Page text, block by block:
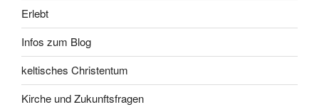
Erlebt
Infos zum Blog
keltisches Christentum
Kirche und Zukunftsfragen